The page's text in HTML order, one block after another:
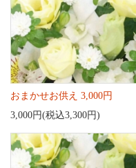
おまかせお供え 3,000円
3,000円(税込3,300円)